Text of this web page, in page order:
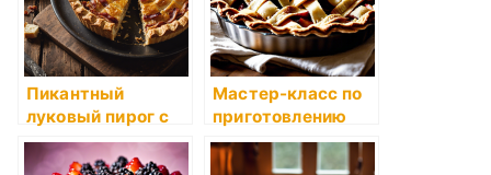
Пикантный
луковый пирог с
грудинкой и
сыром
Мастер-класс по
приготовлению
яблочного пирога